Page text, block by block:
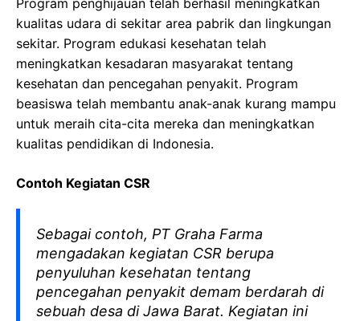
Program penghijauan telah berhasil meningkatkan
kualitas udara di sekitar area pabrik dan lingkungan
sekitar. Program edukasi kesehatan telah
meningkatkan kesadaran masyarakat tentang
kesehatan dan pencegahan penyakit. Program
beasiswa telah membantu anak-anak kurang mampu
untuk meraih cita-cita mereka dan meningkatkan
kualitas pendidikan di Indonesia.
Contoh Kegiatan CSR
Sebagai contoh, PT Graha Farma
mengadakan kegiatan CSR berupa
penyuluhan kesehatan tentang
pencegahan penyakit demam berdarah di
sebuah desa di Jawa Barat. Kegiatan ini